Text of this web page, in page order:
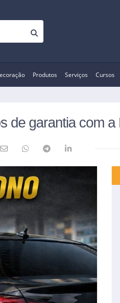
Produtos Serviços Cursos
de garantia com